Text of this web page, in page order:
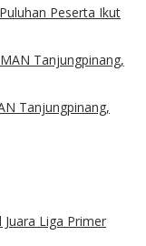
Peserta Ikut
Tanjungpinang,